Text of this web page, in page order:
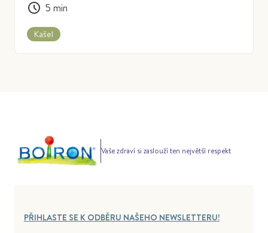
5 min
Kašel
Vaše zdraví si zaslouží ten největší respekt
PŘIHLASTE SE K ODBĚRU NAŠEHO NEWSLETTERU!